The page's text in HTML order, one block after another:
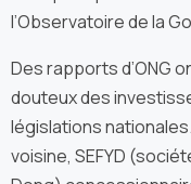
l’Observatoire de la
Des rapports d’ONG
douteux des
législations
voisine, SEFYD